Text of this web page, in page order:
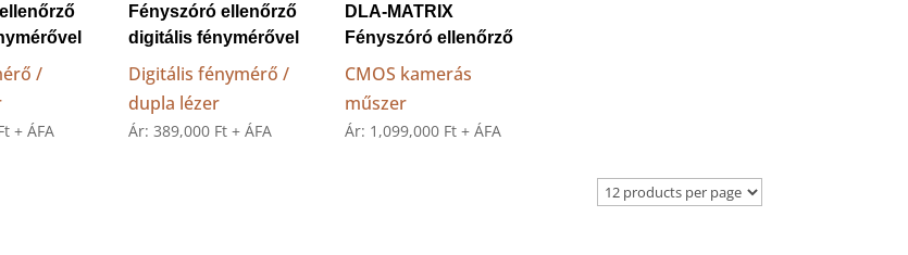
/
+ ÁFA
Fényszóró ellenőrző
digitális fénymérővel
Digitális fénymérő /
dupla lézer
Ár: 389,000 Ft + ÁFA
DLA-MATRIX
Fényszóró ellenőrző
CMOS kamerás
műszer
Ár: 1,099,000 Ft + ÁFA